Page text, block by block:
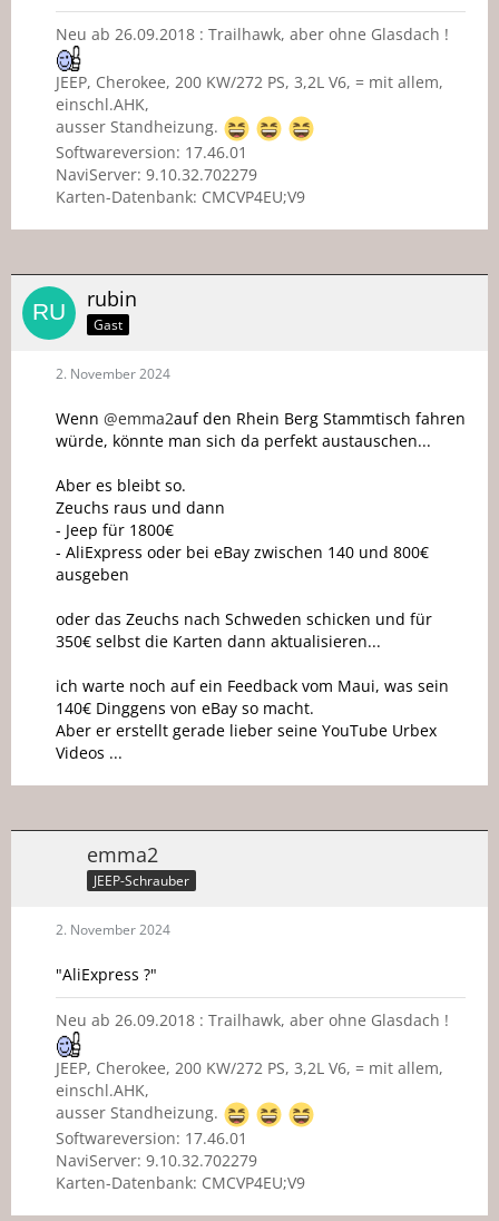
Neu ab 26.09.2018 : Trailhawk, aber ohne Glasdach !
JEEP, Cherokee, 200 KW/272 PS, 3,2L V6, = mit allem,
einschl.AHK,
ausser Standheizung.
Softwareversion: 17.46.01
NaviServer: 9.10.32.702279
Karten-Datenbank: CMCVP4EU;V9
rubin
Gast
2. November 2024
Wenn @emma2auf den Rhein Berg Stammtisch fahren
würde, könnte man sich da perfekt austauschen...
Aber es bleibt so.
Zeuchs raus und dann
- Jeep für 1800€
- AliExpress oder bei eBay zwischen 140 und 800€
ausgeben
oder das Zeuchs nach Schweden schicken und für
350€ selbst die Karten dann aktualisieren...
ich warte noch auf ein Feedback vom Maui, was sein
140€ Dinggens von eBay so macht.
Aber er erstellt gerade lieber seine YouTube Urbex
Videos ...
emma2
JEEP-Schrauber
2. November 2024
"AliExpress ?"
Neu ab 26.09.2018 : Trailhawk, aber ohne Glasdach !
JEEP, Cherokee, 200 KW/272 PS, 3,2L V6, = mit allem,
einschl.AHK,
ausser Standheizung.
Softwareversion: 17.46.01
NaviServer: 9.10.32.702279
Karten-Datenbank: CMCVP4EU;V9